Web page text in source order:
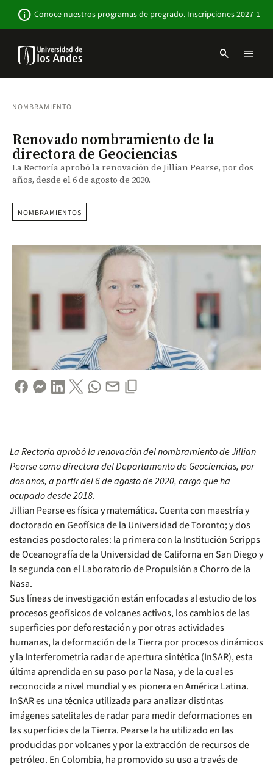
contenido
info Conoce nuestros programas de pregrado. Inscripciones 2027-1
Navbar
search menu
NOMBRAMIENTO
Renovado nombramiento de la
directora de Geociencias
La Rectoría aprobó la renovación de Jillian Pearse, por dos
años, desde el 6 de agosto de 2020.
NOMBRAMIENTOS
La Rectoría aprobó la renovación del nombramiento de Jillian
Pearse como directora del Departamento de Geociencias, por
dos años, a partir del 6 de agosto de 2020, cargo que ha
ocupado desde 2018.
Jillian Pearse es física y matemática. Cuenta con maestría y
doctorado en Geofísica de la Universidad de Toronto; y dos
estancias posdoctorales: la primera con la Institución Scripps
de Oceanografía de la Universidad de Californa en San Diego y
la segunda con el Laboratorio de Propulsión a Chorro de la
Nasa.
Sus líneas de investigación están enfocadas al estudio de los
procesos geofísicos de volcanes activos, los cambios de las
superficies por deforestación y por otras actividades
humanas, la deformación de la Tierra por procesos dinámicos
y la Interferometría radar de apertura sintética (InSAR), esta
última aprendida en su paso por la Nasa, y de la cual es
reconocida a nivel mundial y es pionera en América Latina.
InSAR es una técnica utilizada para analizar distintas
imágenes satelitales de radar para medir deformaciones en
las superficies de la Tierra. Pearse la ha utilizado en las
producidas por volcanes y por la extracción de recursos de
petróleo. En Colombia, ha promovido su uso a través de